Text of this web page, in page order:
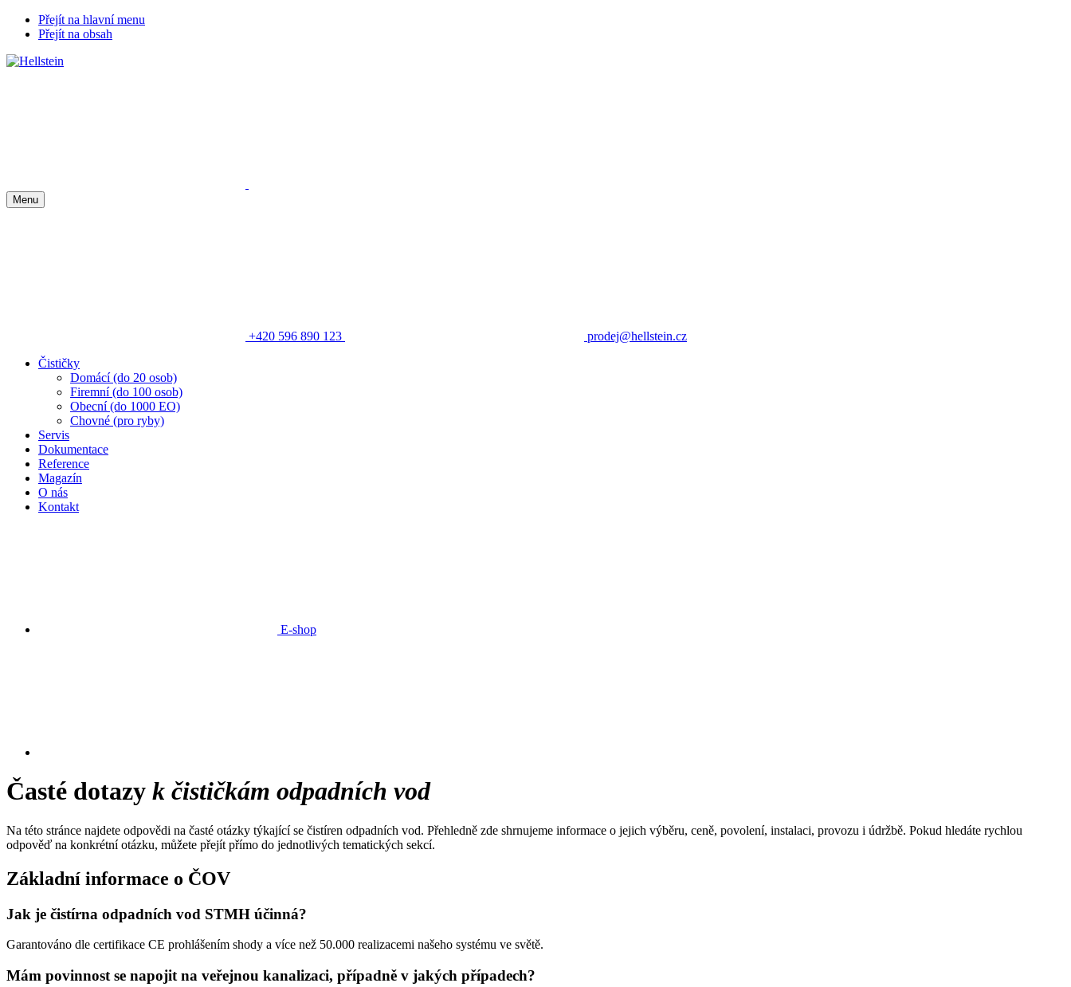
Přejít na hlavní menu
Přejít na obsah
Menu
+420 596 890 123
prodej@hellstein.cz
Čističky
Domácí (do 20 osob)
Firemní (do 100 osob)
Obecní (do 1000 EO)
Chovné (pro ryby)
Servis
Dokumentace
Reference
Magazín
O nás
Kontakt
E-shop
Časté dotazy k čističkám odpadních vod
Na této stránce najdete odpovědi na časté otázky týkající se čistíren odpadních vod. Přehledně zde shrnujeme informace o jejich výběru, ceně, povolení, instalaci, provozu i údržbě. Pokud hledáte rychlou
odpověď na konkrétní otázku, můžete přejít přímo do jednotlivých tematických sekcí.
Základní informace o ČOV
Jak je čistírna odpadních vod STMH účinná?
Garantováno dle certifikace CE prohlášením shody a více než 50.000 realizacemi našeho systému ve světě.
Mám povinnost se napojit na veřejnou kanalizaci, případně v jakých případech?